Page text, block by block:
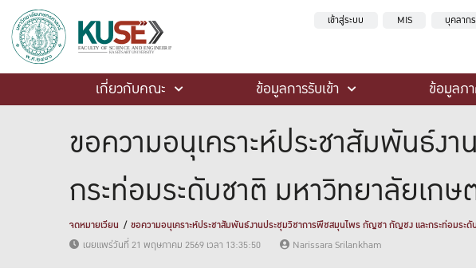
เข้าสู่ระบบ MIS บุคลาก
เกี่ยวกับคณะ ข้อมูลการรับเข้า ข้อมูลภ
ขอความอนุเคราะห์ประชาสัมพันธ์
กระท่อมระดับชาติ มหาวิทยาลัยเก
จดหมายเวียน
ขอความอนุเคราะห์ประชาสัมพันธ์งานประชุมวิชาการพืชสมุนไพร กัญชา กัญชง และกระท่อมระ
เผยแพร่วันที่ 21 พฤษภาคม 2569 เวลา 13:35:50
Narissara Srilankham